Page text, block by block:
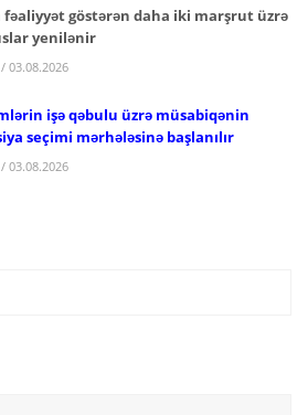
fəaliyyət göstərən daha iki marşrut üzrə
yenilənir
03.08.2026
işə qəbulu üzrə müsabiqənin
seçimi mərhələsinə başlanılır
03.08.2026